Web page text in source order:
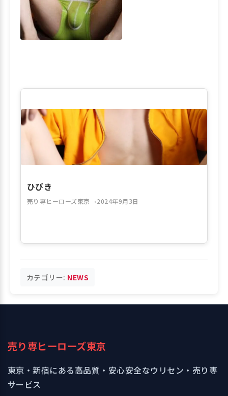
ひびき
売り専ヒーローズ東京 2024年9月3日
カテゴリー: NEWS
売り専ヒーローズ東京
東京・新宿にある高品質・安心安全なウリセン・売り専
サービス